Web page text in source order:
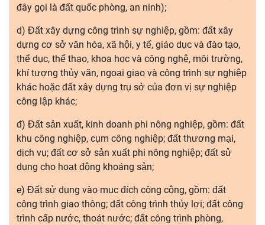
đây gọi là đất quốc phòng, an ninh);
d) Đất xây dựng công trình sự nghiệp, gồm: đất xây
dựng cơ sở văn hóa, xã hội, y tế, giáo dục và đào tạo,
thể dục, thể thao, khoa học và công nghệ, môi trường,
khí tượng thủy văn, ngoại giao và công trình sự nghiệp
khác hoặc đất xây dựng trụ sở của đơn vị sự nghiệp
công lập khác;
đ) Đất sản xuất, kinh doanh phi nông nghiệp, gồm: đất
khu công nghiệp, cụm công nghiệp; đất thương mại,
dịch vụ; đất cơ sở sản xuất phi nông nghiệp; đất sử
dụng cho hoạt động khoáng sản;
e) Đất sử dụng vào mục đích công cộng, gồm: đất
công trình giao thông; đất công trình thủy lợi; đất công
trình cấp nước, thoát nước; đất công trình phòng,